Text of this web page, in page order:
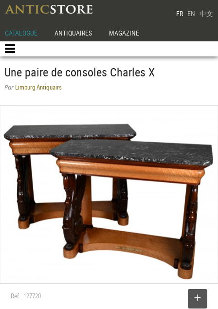
FR EN 中文
CATALOGUE ANTIQUAIRES MAGAZINE
Une paire de consoles Charles X
ParLimburg Antiquairs
Réf : 127720